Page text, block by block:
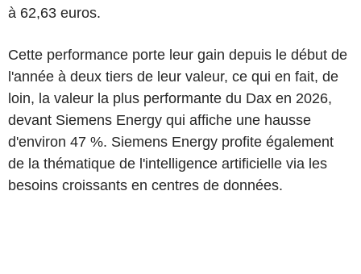
à 62,63 euros.
Cette performance porte leur gain depuis le début de
l'année à deux tiers de leur valeur, ce qui en fait, de
loin, la valeur la plus performante du Dax en 2026,
devant Siemens Energy qui affiche une hausse
d'environ 47 %. Siemens Energy profite également
de la thématique de l'intelligence artificielle via les
besoins croissants en centres de données.